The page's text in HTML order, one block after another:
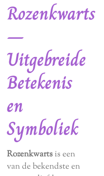
Rozenkwarts
–
Uitgebreide
Betekenis
en
Symboliek
Rozenkwarts is een
van de bekendste en